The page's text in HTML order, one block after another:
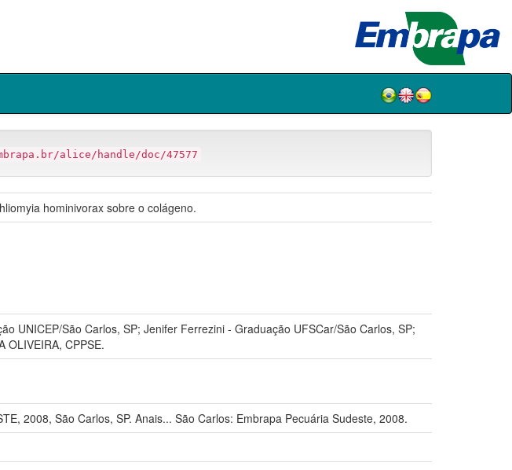
alice/handle/doc/47577
hominivorax sobre o colágeno.
UNICEP/São Carlos, SP; Jenifer Ferrezini - Graduação UFSCar/São Carlos, SP;
OLIVEIRA, CPPSE.
2008, São Carlos, SP. Anais... São Carlos: Embrapa Pecuária Sudeste, 2008.